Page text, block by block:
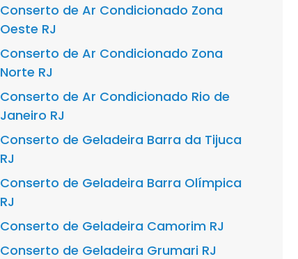
Conserto de Ar Condicionado Zona
Oeste RJ
Conserto de Ar Condicionado Zona
Norte RJ
Conserto de Ar Condicionado Rio de
Janeiro RJ
Conserto de Geladeira Barra da Tijuca
RJ
Conserto de Geladeira Barra Olímpica
RJ
Conserto de Geladeira Camorim RJ
Conserto de Geladeira Grumari RJ